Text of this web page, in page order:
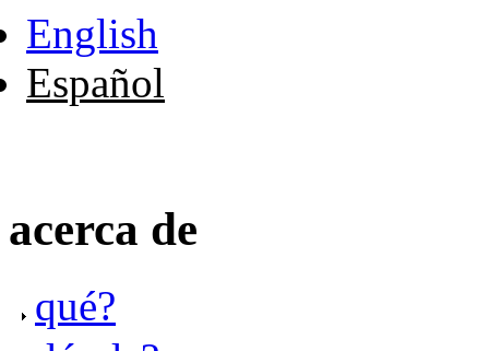
English
Español
acerca de
qué?